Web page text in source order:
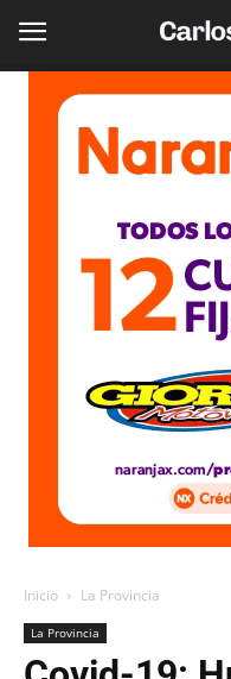
Inicio La Provincia
La Provincia